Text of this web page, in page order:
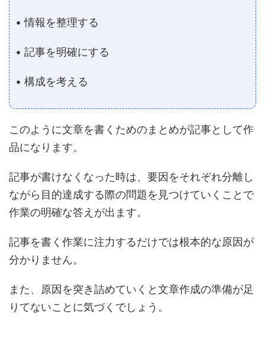
• 情報を整理する
• 記事を明確にする
• 構成を考える
このように文章を書くためのまとめが記事として作
品になります。
記事が書けなくなった時は、要因をそれぞれ分離し
ながら目的達成する際の問題を見つけていくことで
作業の明確な答えが出ます。
記事を書く作業に注力するだけでは根本的な原因が
分かりません。
また、原因を突き詰めていくと文章作成の準備が足
りてないことに気づくでしょう。